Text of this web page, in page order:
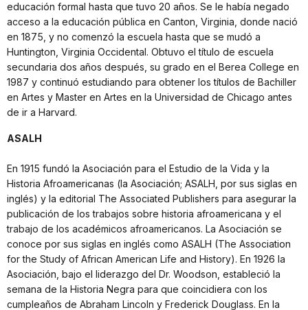
educación formal hasta que tuvo 20 años. Se le había negado
acceso a la educación pública en Canton, Virginia, donde nació
en 1875, y no comenzó la escuela hasta que se mudó a
Huntington, Virginia Occidental. Obtuvo el título de escuela
secundaria dos años después, su grado en el Berea College en
1987 y continuó estudiando para obtener los títulos de Bachiller
en Artes y Master en Artes en la Universidad de Chicago antes
de ir a Harvard.
ASALH
En 1915 fundó la Asociación para el Estudio de la Vida y la
Historia Afroamericanas (la Asociación; ASALH, por sus siglas en
inglés) y la editorial The Associated Publishers para asegurar la
publicación de los trabajos sobre historia afroamericana y el
trabajo de los académicos afroamericanos. La Asociación se
conoce por sus siglas en inglés como ASALH (The Association
for the Study of African American Life and History). En 1926 la
Asociación, bajo el liderazgo del Dr. Woodson, estableció la
semana de la Historia Negra para que coincidiera con los
cumpleaños de Abraham Lincoln y Frederick Douglass. En la